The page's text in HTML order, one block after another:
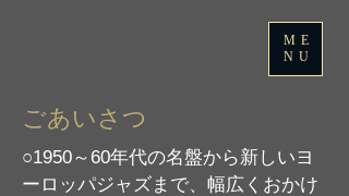
ME
NU
ごあいさつ
○1950～60年代の名盤から新しいヨ
ーロッパジャズまで、幅広くおかけ